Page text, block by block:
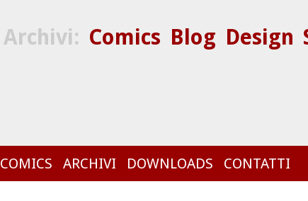
Archivi: Comics Blog Design
COMICS ARCHIVI DOWNLOADS CONTATTI